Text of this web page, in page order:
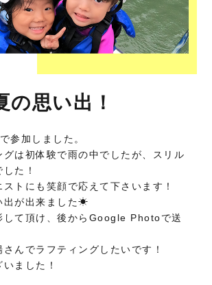
の思い出！
参加しました。
グは初体験で雨の中でしたが、スリル
た！
トにも笑顔で応えて下さいます！
出が出来ました☀
して頂け、後からGoogle Photoで送
んでラフティングしたいです！
ました！